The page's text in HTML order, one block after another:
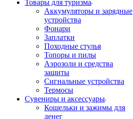
Товары для туризма
Аккумуляторы и зарядные
устройства
Фонари
Заплатки
Походные стулья
Топоры и пилы
Аэрозоли и средства
защиты
Сигнальные устройства
Термосы
Сувениры и аксессуары
Кошельки и зажимы для
денег